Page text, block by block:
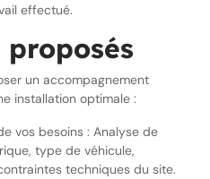
effectué.
proposés
un accompagnement
installation optimale :
vos besoins : Analyse de
type de véhicule,
techniques du site.